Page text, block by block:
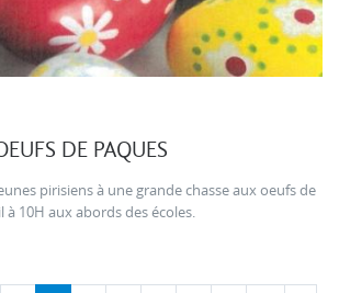
DE PAQUES
pirisiens à une grande chasse aux oeufs de
à 10H aux abords des écoles.